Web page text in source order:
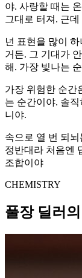
야. 사랑할 때는
그대로 터져. 근
넌 표현을 많이
거든. 그 기대가
해. 가장 빛나는
가장 위험한 순간
는 순간이야. 솔
니야.
속으로 열 번 되
정반대라 처음엔
조합이야
CHEMISTRY
풀장 딜러